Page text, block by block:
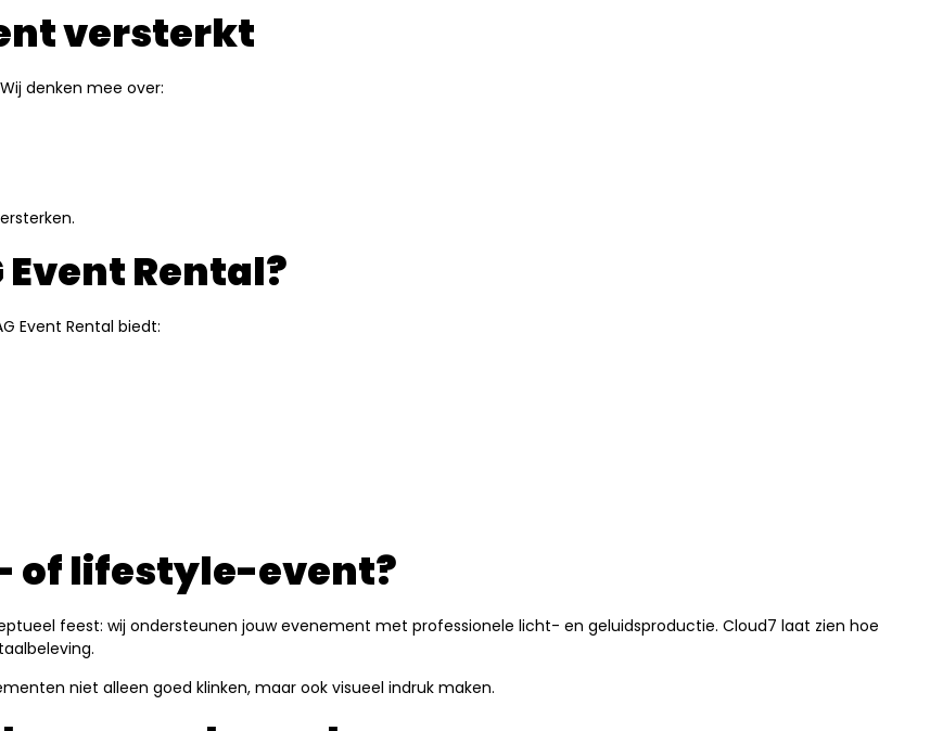
versterkt
denken mee over:
Rental?
Event Rental biedt:
of lifestyle-event?
feest: wij ondersteunen jouw evenement met professionele licht- en geluidsproductie. Cloud7 laat zien hoe
niet alleen goed klinken, maar ook visueel indruk maken.